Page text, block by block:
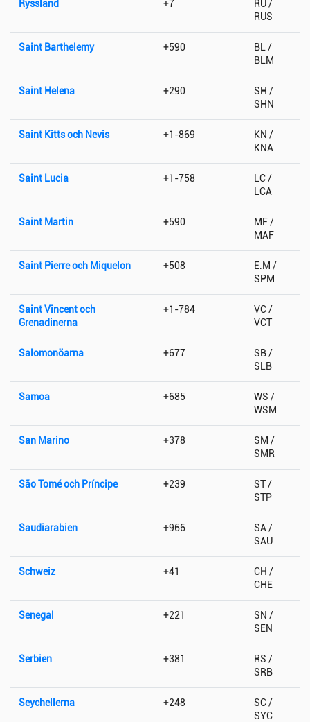
Ryssland +7
RU /
RUS
Saint Barthelemy +590
BL /
BLM
Saint Helena +290
SH /
SHN
Saint Kitts och Nevis +1-869
KN /
KNA
Saint Lucia +1-758
LC /
LCA
Saint Martin +590
MF /
MAF
Saint Pierre och Miquelon +508
E.M /
SPM
Saint Vincent och
Grenadinerna
+1-784
VC /
VCT
Salomonöarna +677
SB /
SLB
Samoa +685
WS /
WSM
San Marino +378
SM /
SMR
São Tomé och Príncipe +239
ST /
STP
Saudiarabien +966
SA /
SAU
Schweiz +41
CH /
CHE
Senegal +221
SN /
SEN
Serbien +381
RS /
SRB
Seychellerna +248
SC /
SYC